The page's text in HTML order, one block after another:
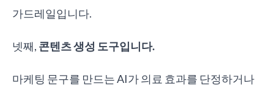
가드레일입니다.
넷째, 콘텐츠 생성 도구입니다.
마케팅 문구를 만드는 AI가 의료 효과를 단정하거나